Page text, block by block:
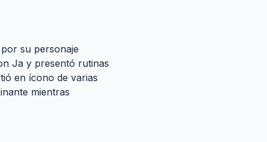
su personaje
Ja y presentó rutinas
en ícono de varias
mientras